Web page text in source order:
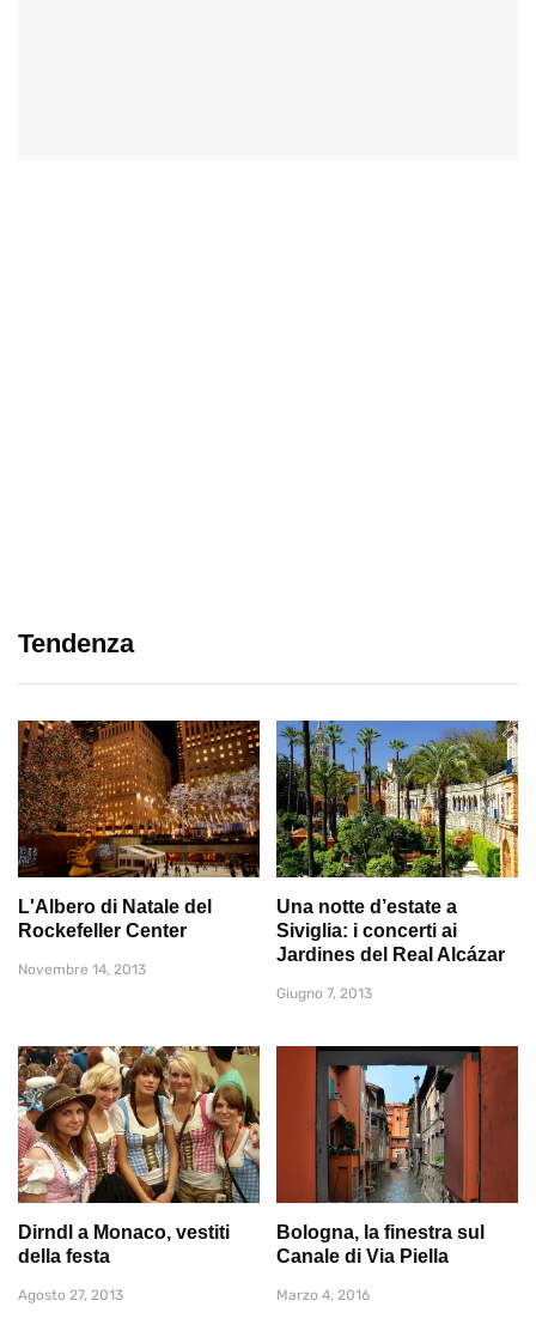
Tendenza
L'Albero di Natale del
Rockefeller Center
Novembre 14, 2013
Una notte d’estate a
Siviglia: i concerti ai
Jardines del Real Alcázar
Giugno 7, 2013
Dirndl a Monaco, vestiti
della festa
Agosto 27, 2013
Bologna, la finestra sul
Canale di Via Piella
Marzo 4, 2016